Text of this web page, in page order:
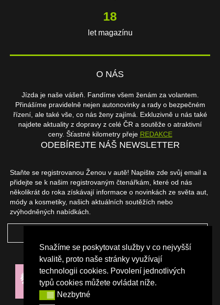
Snažíme se poskytovat služby v co nejvyšší
kvalitě, proto naše stránky využívají
technologii cookies. Povolení jednotlivých
typů cookies můžete ovládat níže.
NezbytnéNezbytné
18
let magazínu
O NÁS
Jízda je naše vášeň. Fandíme všem ženám za volantem.
Přinášíme pravidelně nejen autonovinky a rady o bezpečném
řízení, ale také vše, co nás ženy zajímá. Exkluzivně u nás také
najdete aktuality z dopravy z celé ČR a soutěže o atraktivní
ceny. Šťastné kilometry přeje REDAKCE
ODEBÍREJTE NÁŠ NEWSLETTER
Staňte se registrovanou Ženou v autě! Napište zde svůj email a
přidejte se k našim registrovaným čtenářkám, které od nás
několikrát do roka získávají informace o novinkách ze světa aut,
módy a kosmetiky, našich aktuálních soutěžích nebo
zvýhodněných nabídkách.
NAŠI PARTNEŘI